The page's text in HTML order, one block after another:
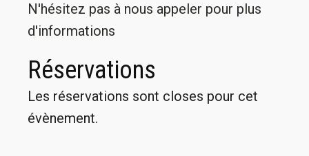
N'hésitez pas à nous appeler pour plus
d'informations
Réservations
Les réservations sont closes pour cet
évènement.